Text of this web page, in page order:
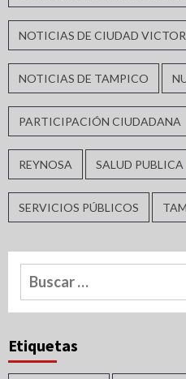
NOTICIAS DE CIUDAD
NOTICIAS DE TAMPICO
PARTICIPACIÓN CIUDADANA
REYNOSA SALUD PUBLICA
SERVICIOS PÚBLICOS
Buscar:
Etiquetas